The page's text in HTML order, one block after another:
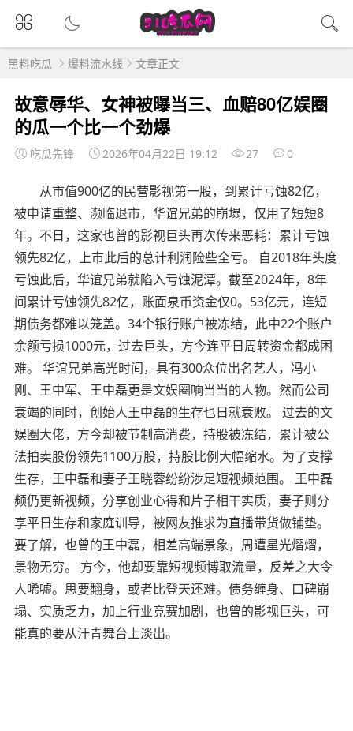
黑料吃瓜 爆料流水线 文章正文
故意辱华、女神被曝当三、血赔80亿娱圈
的瓜一个比一个劲爆
吃瓜先锋 2026年04月22日 19:12 27 0
从市值900亿的民营影视第一股，到累计亏蚀82亿，
被申请重整、濒临退市，华谊兄弟的崩塌，仅用了短短8
年。不日，这家也曾的影视巨头再次传来恶耗：累计亏蚀
领先82亿，上市此后的总计利润险些全亏。 自2018年头度
亏蚀此后，华谊兄弟就陷入亏蚀泥潭。截至2024年，8年
间累计亏蚀领先82亿，账面泉币资金仅0。53亿元，连短
期债务都难以笼盖。34个银行账户被冻结，此中22个账户
余额亏损1000元，过去巨头，方今连平日周转资金都成困
难。 华谊兄弟高光时间，具有300众位出名艺人，冯小
刚、王中军、王中磊更是文娱圈响当当的人物。然而公司
衰竭的同时，创始人王中磊的生存也日就衰败。 过去的文
娱圈大佬，方今却被节制高消费，持股被冻结，累计被公
法拍卖股份领先1100万股，持股比例大幅缩水。为了支撑
生存，王中磊和妻子王晓蓉纷纷涉足短视频范围。 王中磊
频仍更新视频，分享创业心得和片子相干实质，妻子则分
享平日生存和家庭训导，被网友推求为直播带货做铺垫。
要了解，也曾的王中磊，相差高端景象，周遭星光熠熠，
景物无穷。 方今，他却要靠短视频博取流量，反差之大令
人唏嘘。思要翻身，或者比登天还难。债务缠身、口碑崩
塌、实质乏力，加上行业竞赛加剧，也曾的影视巨头，可
能真的要从汗青舞台上淡出。